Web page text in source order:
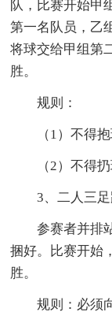
队，比赛开始甲
第一名队员，乙
将球交给甲组第
胜。
规则：
（1）不得抱
（2）不得扔
3、二人三足
参赛者并排站
捆好。比赛开始
胜。
规则：必须向